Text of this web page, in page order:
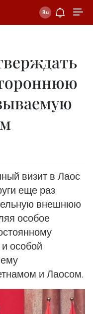
визит в Лаос
еще раз
внешнюю
особое
особой
и Лаосом.